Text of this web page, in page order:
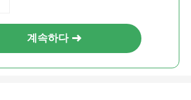
계속하다